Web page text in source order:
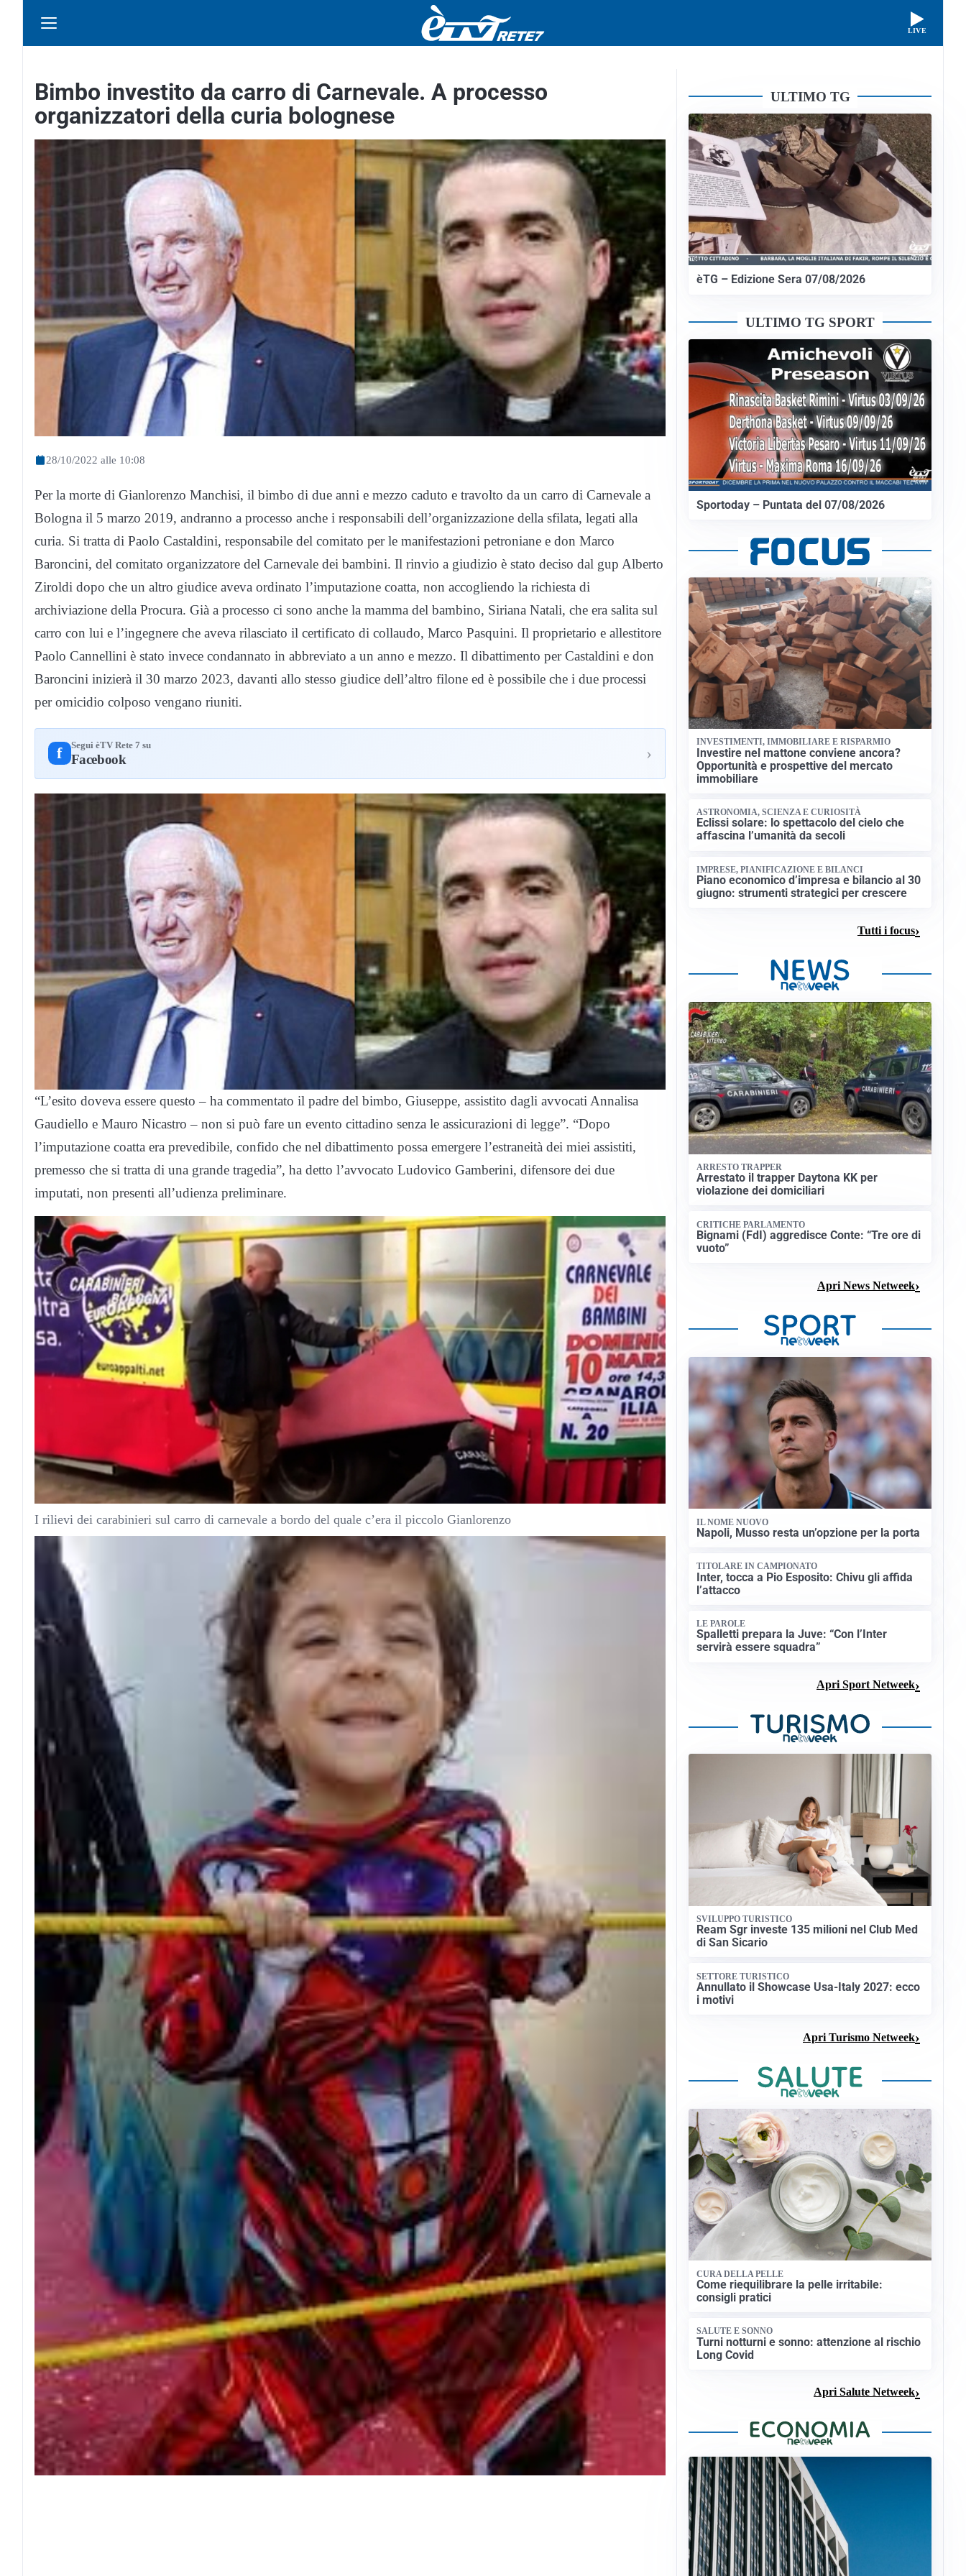
LIVE
Bimbo investito da carro di Carnevale. A processo
organizzatori della curia bolognese
28/10/2022 alle 10:08
Per la morte di Gianlorenzo Manchisi, il bimbo di due anni e mezzo caduto e travolto da un carro di Carnevale a
Bologna il 5 marzo 2019, andranno a processo anche i responsabili dell’organizzazione della sfilata, legati alla
curia. Si tratta di Paolo Castaldini, responsabile del comitato per le manifestazioni petroniane e don Marco
Baroncini, del comitato organizzatore del Carnevale dei bambini. Il rinvio a giudizio è stato deciso dal gup Alberto
Ziroldi dopo che un altro giudice aveva ordinato l’imputazione coatta, non accogliendo la richiesta di
archiviazione della Procura. Già a processo ci sono anche la mamma del bambino, Siriana Natali, che era salita sul
carro con lui e l’ingegnere che aveva rilasciato il certificato di collaudo, Marco Pasquini. Il proprietario e allestitore
Paolo Cannellini è stato invece condannato in abbreviato a un anno e mezzo. Il dibattimento per Castaldini e don
Baroncini inizierà il 30 marzo 2023, davanti allo stesso giudice dell’altro filone ed è possibile che i due processi
per omicidio colposo vengano riuniti.
f Segui èTV Rete 7 su
Facebook ›
“L’esito doveva essere questo – ha commentato il padre del bimbo, Giuseppe, assistito dagli avvocati Annalisa
Gaudiello e Mauro Nicastro – non si può fare un evento cittadino senza le assicurazioni di legge”. “Dopo
l’imputazione coatta era prevedibile, confido che nel dibattimento possa emergere l’estraneità dei miei assistiti,
premesso che si tratta di una grande tragedia”, ha detto l’avvocato Ludovico Gamberini, difensore dei due
imputati, non presenti all’udienza preliminare.
I rilievi dei carabinieri sul carro di carnevale a bordo del quale c’era il piccolo Gianlorenzo
ULTIMO TG
èTG – Edizione Sera 07/08/2026
ULTIMO TG SPORT
Sportoday – Puntata del 07/08/2026
INVESTIMENTI, IMMOBILIARE E RISPARMIO
Investire nel mattone conviene ancora?
Opportunità e prospettive del mercato
immobiliare
ASTRONOMIA, SCIENZA E CURIOSITÀ
Eclissi solare: lo spettacolo del cielo che
affascina l’umanità da secoli
IMPRESE, PIANIFICAZIONE E BILANCI
Piano economico d’impresa e bilancio al 30
giugno: strumenti strategici per crescere
Tutti i focus
ARRESTO TRAPPER
Arrestato il trapper Daytona KK per
violazione dei domiciliari
CRITICHE PARLAMENTO
Bignami (FdI) aggredisce Conte: “Tre ore di
vuoto”
Apri News Netweek
IL NOME NUOVO
Napoli, Musso resta un’opzione per la porta
TITOLARE IN CAMPIONATO
Inter, tocca a Pio Esposito: Chivu gli affida
l’attacco
LE PAROLE
Spalletti prepara la Juve: “Con l’Inter
servirà essere squadra”
Apri Sport Netweek
SVILUPPO TURISTICO
Ream Sgr investe 135 milioni nel Club Med
di San Sicario
SETTORE TURISTICO
Annullato il Showcase Usa-Italy 2027: ecco
i motivi
Apri Turismo Netweek
CURA DELLA PELLE
Come riequilibrare la pelle irritabile:
consigli pratici
SALUTE E SONNO
Turni notturni e sonno: attenzione al rischio
Long Covid
Apri Salute Netweek